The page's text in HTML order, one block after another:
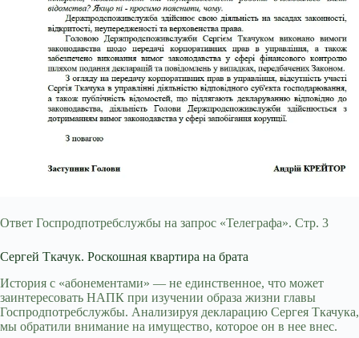
Ответ Госпродпотребслужбы на запрос «Телеграфа». Стр. 3
Сергей Ткачук. Роскошная квартира на брата
История с «абонементами» — не единственное, что может
заинтересовать НАПК при изучении образа жизни главы
Госпродпотребслужбы. Анализируя декларацию Сергея Ткачука,
мы обратили внимание на имущество, которое он в нее внес.